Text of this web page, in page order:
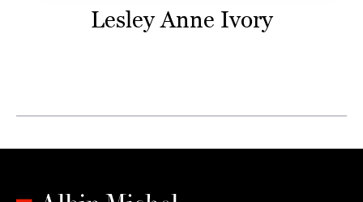
Lesley Anne Ivory